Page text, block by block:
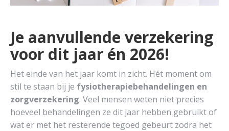
Je aanvullende verzekering
voor dit jaar én 2026!
Het einde van het jaar komt in zicht. Hét moment om
stil te staan bij je fysiotherapiebehandelingen en
zorgverzekering. Veel mensen weten niet precies
hoeveel behandelingen ze dit jaar hebben gebruikt of
wat er met het resterende tegoed gebeurt zodra het